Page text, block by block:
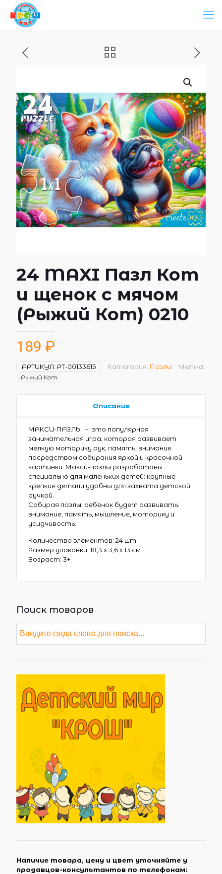
24 MAXI Пазл Кот
и щенок с мячом
(Рыжий Кот) 0210
189 ₽
АРТИКУЛ: РТ-00133615 Категория: Пазлы Метка:
Рыжий Кот
Описание
МАКСИ-ПАЗЛЫ – это популярная
занимательная игра, которая развивает
мелкую моторику рук, память, внимание
посредством собирания яркой и красочной
картинки. Макси-пазлы разработаны
специально для маленьких детей: крупные
крепкие детали удобны для захвата детской
ручкой.
Собирая пазлы, ребёнок будет развивать:
внимание, память, мышление, моторику и
усидчивость.
Количество элементов: 24 шт.
Размер упаковки: 18,3 х 3,6 х 13 см
Возраст: 3+
Поиск товаров
Наличие товара, цену и цвет уточняйте у
продавцов-консультантов по телефонам: